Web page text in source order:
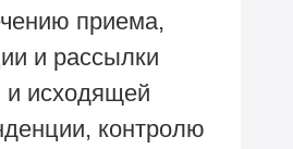
приема,
и рассылки
исходящей
контролю